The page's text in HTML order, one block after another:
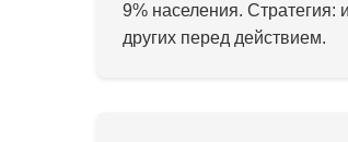
9% населения. Стратегия:
других перед действием.